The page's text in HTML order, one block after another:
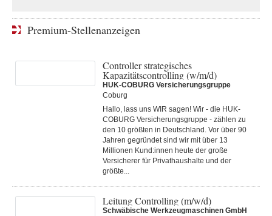
Premium-Stellenanzeigen
Controller strategisches
Kapazitätscontrolling (w/m/d)
HUK-COBURG Versicherungsgruppe
Coburg
Hallo, lass uns WIR sagen! Wir - die HUK-
COBURG Versicherungsgruppe - zählen zu
den 10 größten in Deutschland. Vor über 90
Jahren gegründet sind wir mit über 13
Millionen Kund:innen heute der große
Versicherer für Privathaushalte und der
größte...
Leitung Controlling (m/w/d)
Schwäbische Werkzeugmaschinen GmbH